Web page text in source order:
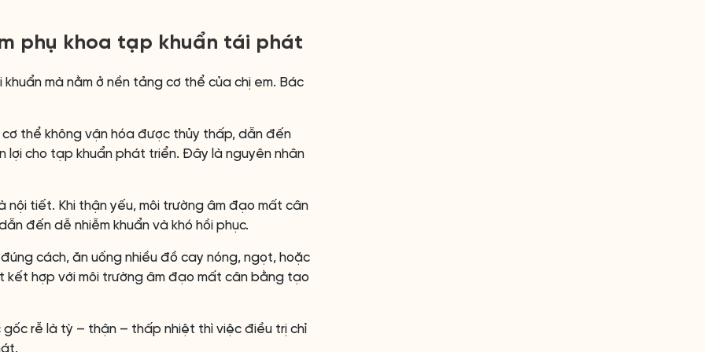
phụ khoa tạp khuẩn tái phát
mà nằm ở nền tảng cơ thể của chị em. Bác
cơ thể không vận hóa được thủy thấp, dẫn đến
lợi cho tạp khuẩn phát triển. Đây là nguyên nhân
nội tiết. Khi thận yếu, môi trường âm đạo mất cân
đến dễ nhiễm khuẩn và khó hồi phục.
cách, ăn uống nhiều đồ cay nóng, ngọt, hoặc
kết hợp với môi trường âm đạo mất cân bằng tạo
rễ là tỳ – thận – thấp nhiệt thì việc điều trị chỉ